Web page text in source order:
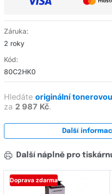
Záruka:
2 roky
Kód:
80C2HK0
Hledáte originální
za 2 987 Kč.
Další
Další náplně pro
Doprava zdarma